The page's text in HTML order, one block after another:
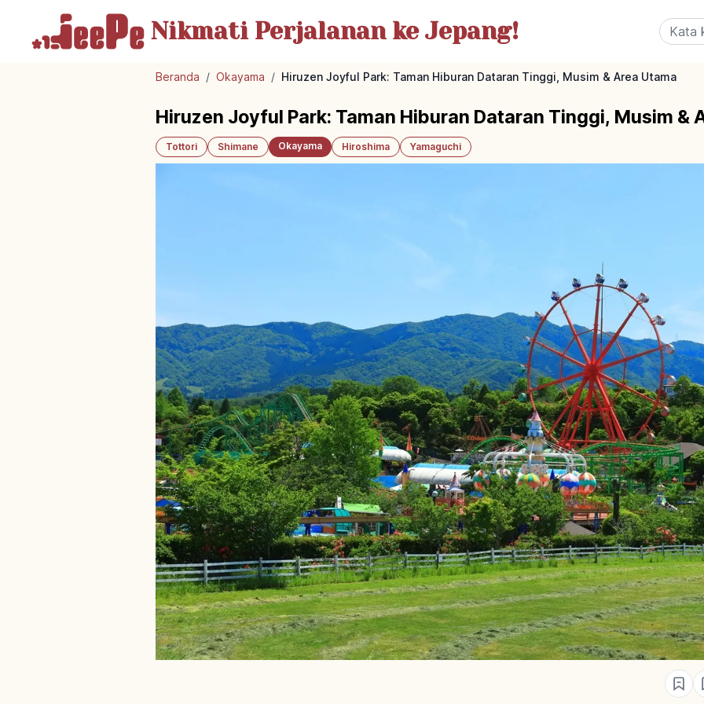
Nikmati Perjalananke Jepang!
Beranda / Okayama / Hiruzen Joyful Park: Taman Hiburan Dataran Tinggi, Musim & Area Utama
Hiruzen Joyful Park: Taman Hiburan Dataran Tinggi, Musim &
Tottori Shimane Okayama Hiroshima Yamaguchi